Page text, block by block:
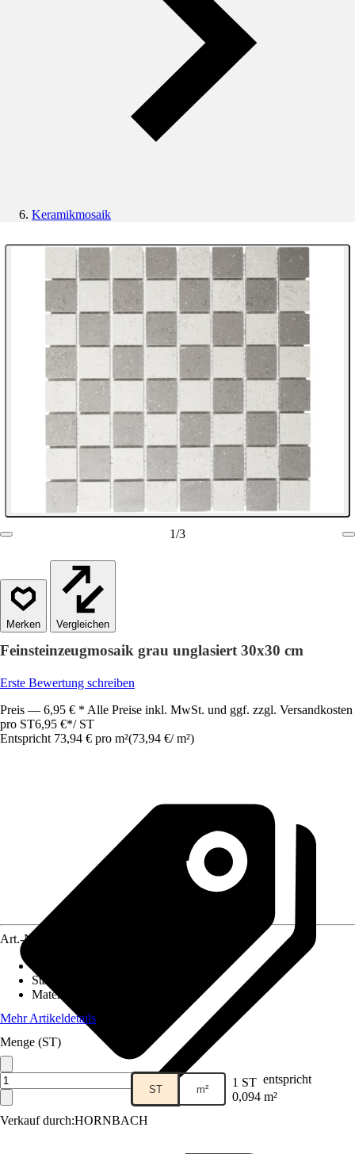
Keramikmosaik
1/3
Vergleichen
Feinsteinzeugmosaik grau unglasiert 30x30 cm
Erste Bewertung schreiben
Preis — 6,95 € * Alle Preise inkl. MwSt. und ggf. zzgl. Versandkosten
pro ST6,95 €*/ ST
Entspricht 73,94 € pro m²(73,94 €/ m²)
Verkauf durch:HORNBACH
Art.-Nr.
Stärke
Material
Mehr Artikeldetails
Menge (ST)
ST m² 1 ST entspricht
0,094 m²